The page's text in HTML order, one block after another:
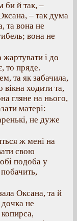
би й так, –
– так дума
та вона не
вона не
і до
то пряде.
та як забачила,
ходити та,
гляне на нього,
матері:
не дуже
ж мені на
свою
подоба у
Оксана, та й
не
копирса,